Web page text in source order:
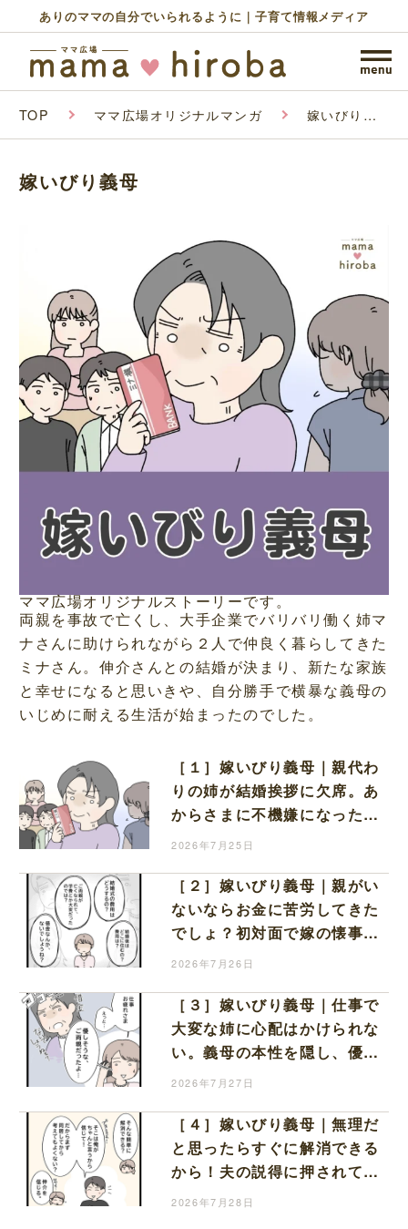
ありのママの自分でいられるように｜子育て情報メディア
TOP ママ広場オリジナルマンガ 嫁いびり義
嫁いびり義母
ママ広場オリジナルストーリーです。
両親を事故で亡くし、大手企業でバリバリ働く姉マ
ナさんに助けられながら２人で仲良く暮らしてきた
ミナさん。伸介さんとの結婚が決まり、新たな家族
と幸せになると思いきや、自分勝手で横暴な義母の
いじめに耐える生活が始まったのでした。
［１］嫁いびり義母｜親代わ
りの姉が結婚挨拶に欠席。あ
からさまに不機嫌になった義
母
2026年7月25日
［２］嫁いびり義母｜親がい
ないならお金に苦労してきた
でしょ？初対面で嫁の懐事情
を執拗に探る義母
2026年7月26日
［３］嫁いびり義母｜仕事で
大変な姉に心配はかけられな
い。義母の本性を隠し、優し
そうだったと嘘をつく
2026年7月27日
［４］嫁いびり義母｜無理だ
と思ったらすぐに解消できる
から！夫の説得に押されて義
実家での同居を決めた妻
2026年7月28日